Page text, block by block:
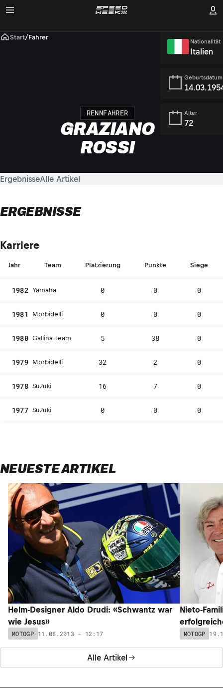
Start/Fahrer
RENNFAHRER
GRAZIANO
ROSSI
Nationalität
Italien
Geburtsdatum
Alter
72
ErgebnisseAlle Artikel
ERGEBNISSE
Karriere
Jahr Team Platzierung Punkte Siege
1982 Yamaha 0 0 0
1981 Morbidelli 0 0 0
1980 Gallina Team 5 38 0
1979 Morbidelli 32 2 0
1978 Suzuki 16 7 0
1977 Suzuki 0 0 0
NEUESTE ARTIKEL
Alle Artikel
Helm-Designer Aldo Drudi: «Schwantz war
wie Jesus»
MOTOGP 11.08.2013 - 12:17
Nieto-
MOTOGP